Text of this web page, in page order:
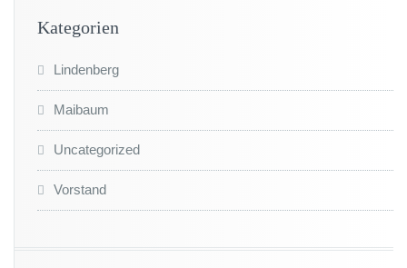
Kategorien
Lindenberg
Maibaum
Uncategorized
Vorstand